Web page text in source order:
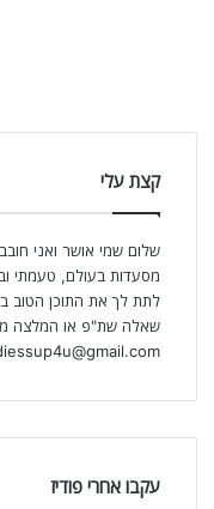
קצת עלי
שלום שמי אושר ואני
מסעדות בעולם, טעמתי
לתת לך את התוכן הטוב
שאלה שת"פ או המלצה
עקבו אחרי פודיז